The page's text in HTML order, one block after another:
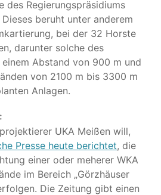
des Regierungspräsidiums
beruht unter anderem
bei der 32 Horste
darunter solche des
einem Abstand von 900 m und
von 2100 m bis 3300 m
Anlagen.
UKA Meißen will,
Presse heute berichtet, die
einer oder meherer WKA
im Bereich „Görzhäuser
Die Zeitung gibt einen